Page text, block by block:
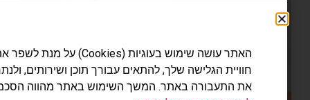
Play
האתר עושה שימוש בעוגיות (Cookies) על מנת לשפר את
חוויית הגלישה שלך, להתאים עבורך תוכן ושירותים, ולנתח
את התעבורה באתר. המשך השימוש באתר מהווה הסכמה